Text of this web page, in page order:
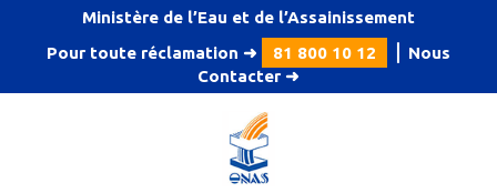
Aller au contenu principal
Ministère de l’Eau et de l’Assainissement
Pour toute réclamation ➜
81 800 10 12
Nous
Contacter ➜